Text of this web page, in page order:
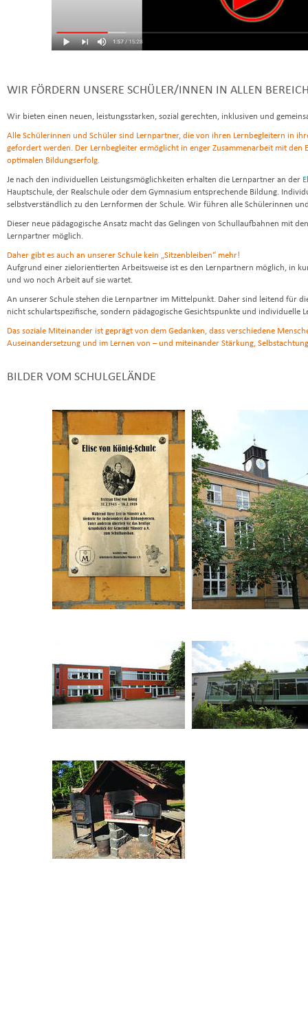
WIR FÖRDERN UNSERE SCHÜLER/INNEN IN ALLEN
Wir bieten einen neuen, leistungsstarken, sozial gerechten, inklusiven und
Alle Schülerinnen und Schüler sind Lernpartner, die von ihren Lernbegleitern in
gefordert werden. Der Lernbegleiter ermöglicht in enger Zusammenarbeit mit
optimalen Bildungserfolg.
Je nach den individuellen Leistungsmöglichkeiten erhalten die Lernpartner an der
Hauptschule, der Realschule oder dem Gymnasium entsprechende Bildung.
selbstverständlich zu den Lernformen der Schule. Wir führen alle Schülerinnen
Dieser neue pädagogische Ansatz macht das Gelingen von Schullaufbahnen mit
Lernpartner möglich.
Daher gibt es auch an unserer Schule kein „Sitzenbleiben“ mehr!
Aufgrund einer zielorientierten Arbeitsweise ist es den Lernpartnern möglich, in
und wo noch Arbeit auf sie wartet.
An unserer Schule stehen die Lernpartner im Mittelpunkt. Daher sind leitend für
nicht schulartspezifische, sondern pädagogische Gesichtspunkte und individuelle
Das soziale Miteinander ist geprägt von dem Gedanken, dass verschiedene
Auseinandersetzung und im Lernen von – und miteinander Stärkung,
BILDER VOM SCHULGELÄNDE